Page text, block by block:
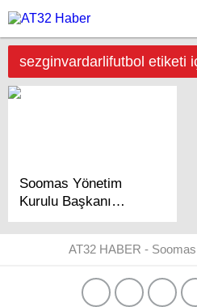
sezginvardarlifutbol etiketi
Soomas Yönetim
Kurulu Başkanı
Sezgin Vardarlı , spor
yatırımları ile ilgili
röportaj yapıldı.
AT32 HABER -